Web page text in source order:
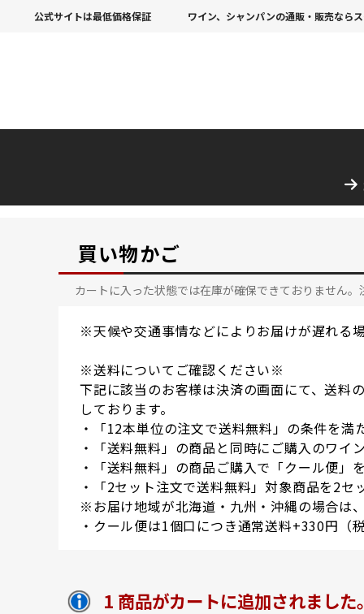
公式サイトは最低価格保証 ワイン、シャンパンの通販・販売なら
買い物かご
カートに入った状態では在庫が確保できておりません
※天候や交通事情などによりお届けが遅れる
※送料についてご確認ください※
下記に該当のお客様は決済の画面にて、送料
しております。
・「12本単位の注文で送料無料」の条件を満
・「送料無料」の商品と同時にご購入のワイ
・「送料無料」の商品ご購入で「クール便」
・「2セット注文で送料無料」対象商品を2
※お届け地域が北海道・九州・沖縄の場合は
・クール便は1個口につき通常送料+330円（
1 商品がカートに追加されました